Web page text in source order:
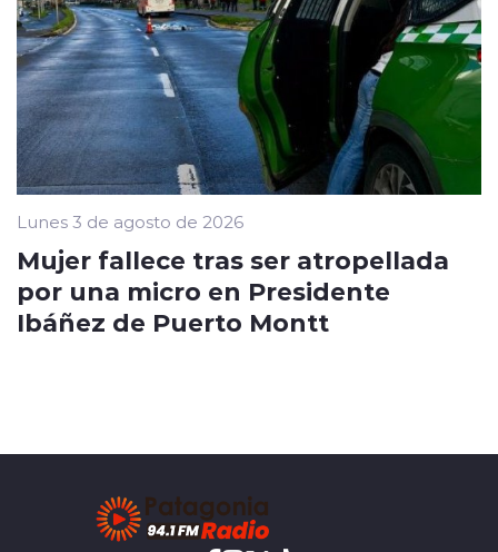
Lunes 3 de agosto de 2026
Mujer fallece tras ser atropellada
por una micro en Presidente
Ibáñez de Puerto Montt